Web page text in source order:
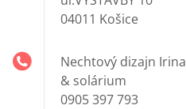
04011 Košice
Nechtový dizajn Irina
& solárium
0905 397 793